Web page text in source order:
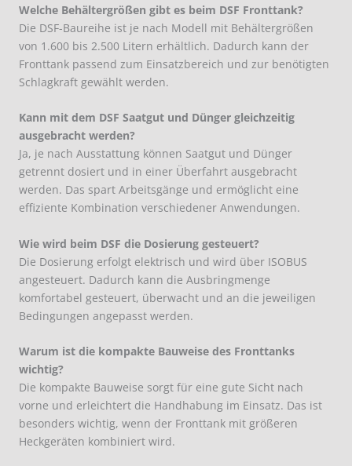
Welche Behältergrößen gibt es beim DSF Fronttank?
Die DSF-Baureihe ist je nach Modell mit Behältergrößen
von 1.600 bis 2.500 Litern erhältlich. Dadurch kann der
Fronttank passend zum Einsatzbereich und zur benötigten
Schlagkraft gewählt werden.
Kann mit dem DSF Saatgut und Dünger gleichzeitig
ausgebracht werden?
Ja, je nach Ausstattung können Saatgut und Dünger
getrennt dosiert und in einer Überfahrt ausgebracht
werden. Das spart Arbeitsgänge und ermöglicht eine
effiziente Kombination verschiedener Anwendungen.
Wie wird beim DSF die Dosierung gesteuert?
Die Dosierung erfolgt elektrisch und wird über ISOBUS
angesteuert. Dadurch kann die Ausbringmenge
komfortabel gesteuert, überwacht und an die jeweiligen
Bedingungen angepasst werden.
Warum ist die kompakte Bauweise des Fronttanks
wichtig?
Die kompakte Bauweise sorgt für eine gute Sicht nach
vorne und erleichtert die Handhabung im Einsatz. Das ist
besonders wichtig, wenn der Fronttank mit größeren
Heckgeräten kombiniert wird.